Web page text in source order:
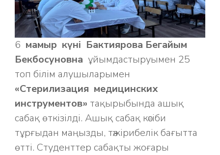
6 мамыр күні Бактиярова Бегайым
Бекбосуновна ұйымдастыруымен 25
топ білім алушыларымен
«Стерилизация медицинских
инструментов» тақырыбында ашық
сабақ өткізілді. Ашық сабақ кәсіби
тұрғыдан маңызды, тәжірибелік бағытта
өтті. Студенттер сабақты жоғары